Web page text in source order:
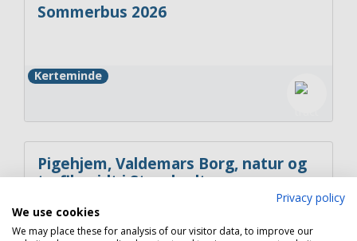
Sommerbus 2026
Kerteminde
Pigehjem, Valdemars Borg, natur og
trafik midt i Storebælt
Nyborg
Privacy policy
We use cookies
We may place these for analysis of our visitor data, to improve our